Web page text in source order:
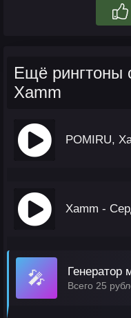
Ещё рингтоны
Xamm
POMIRU,
Xamm -
🎤 Генератор
Всего 25